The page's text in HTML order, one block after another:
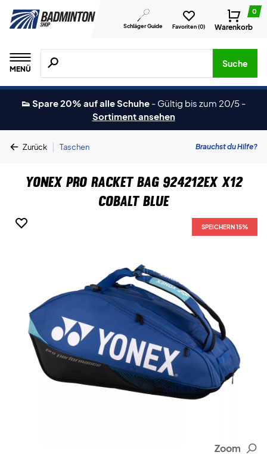
Schläger Guide Favoriten (0)
0
Warenkorb
MENÜ
Suche nach Produkten, Marken usw.
Suche
👟 Spare 20% auf alle Schuhe - Gültig bis zum 20/5 -
Sortiment ansehen
Zurück | Taschen Brauchst du Hilfe?
Yonex Pro Racket Bag 924212EX X12
Cobalt Blue
SPEICHERN 15%
Zoom